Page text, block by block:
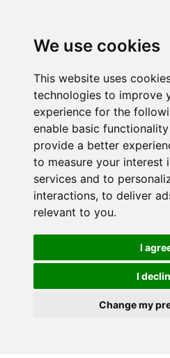
We use cookies
This website uses
technologies to improve
experience for the
enable basic
provide a better
to measure your interest
services and to
interactions, to deliver
relevant to you.
I
I
Change my